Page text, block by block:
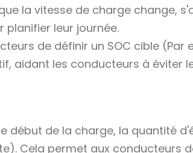
la vitesse de charge change,
leur journée.
de définir un SOC cible (Par
aidant les conducteurs à éviter
début de la charge, la quantité
Cela permet aux conducteurs